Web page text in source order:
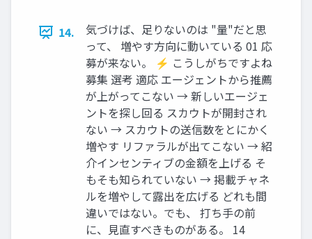
14.
気づけば、足りないのは "量"だと思
って、 増やす方向に動いている 01 応
募が来ない。 ⚡ こうしがちですよね
募集 選考 適応 エージェントから推薦
が上がってこない → 新しいエージェ
ントを探し回る スカウトが開封され
ない → スカウトの送信数をとにかく
増やす リファラルが出てこない → 紹
介インセンティブの金額を上げる そ
もそも知られていない → 掲載チャネ
ルを増やして露出を広げる どれも間
違いではない。でも、 打ち手の前
に、見直すべきものがある。 14